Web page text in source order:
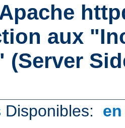
aux
(Server
Disponibles: